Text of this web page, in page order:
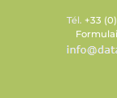
Tél. +33